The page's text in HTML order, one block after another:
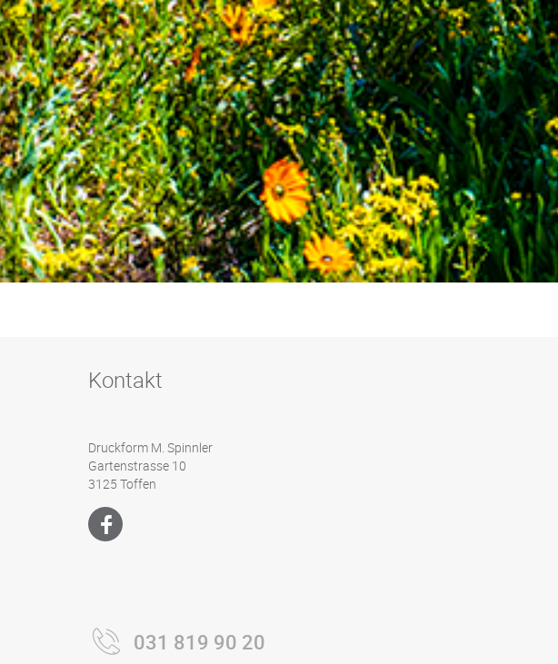
Kontakt
Druckform M. Spinnler
Gartenstrasse 10
3125 Toffen
031 819 90 20